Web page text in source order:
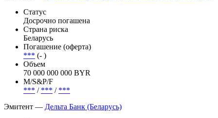
Статус
Досрочно погашена
Страна риска
Беларусь
Погашение (оферта)
*** (- )
Объем
70 000 000 000 BYR
М/S&P/F
*** / *** / ***
Эмитент — Дельта Банк (Беларусь)